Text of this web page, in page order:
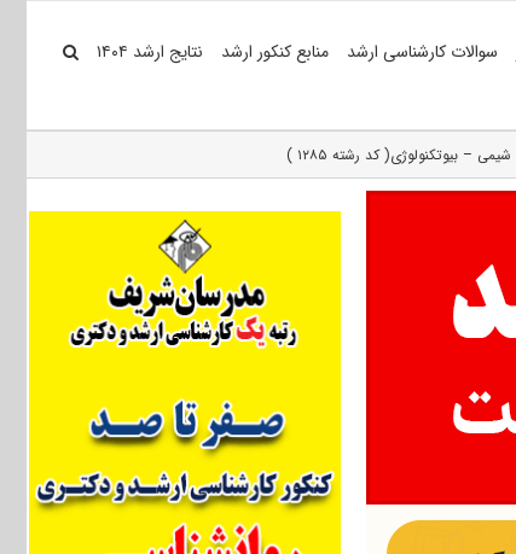
سوالات کارشناسی ارشد منابع کنکور ارشد نتایج ارشد ۱۴۰۴